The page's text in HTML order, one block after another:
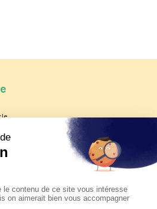
reportages d'été 2026 de KTO
visite pastorale du pape Léon
à Assise à suivre sur KTO le
6 août